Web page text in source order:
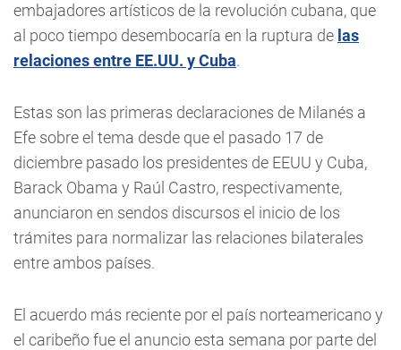
embajadores artísticos de la revolución cubana, que
al poco tiempo desembocaría en la ruptura de las
relaciones entre EE.UU. y Cuba.
Estas son las primeras declaraciones de Milanés a
Efe sobre el tema desde que el pasado 17 de
diciembre pasado los presidentes de EEUU y Cuba,
Barack Obama y Raúl Castro, respectivamente,
anunciaron en sendos discursos el inicio de los
trámites para normalizar las relaciones bilaterales
entre ambos países.
El acuerdo más reciente por el país norteamericano y
el caribeño fue el anuncio esta semana por parte del